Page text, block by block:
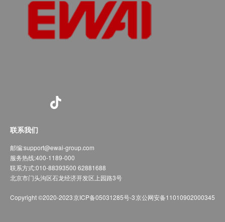
联系我们
邮编:support@ewai-group.com
服务热线:400-1189-000
联系方式:010-88393500 62881688
北京市门头沟区石龙经济开发区上园路3号
Copyright ©2020-2023京ICP备05031285号-3京公网安备11010902000345